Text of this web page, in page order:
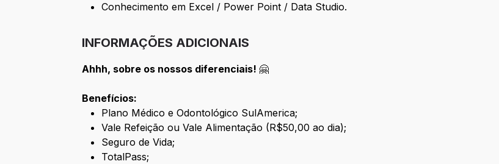
Conhecimento em Excel / Power Point / Data Studio.
INFORMAÇÕES ADICIONAIS
Ahhh, sobre os nossos diferenciais! 🤗
Benefícios:
Plano Médico e Odontológico SulAmerica;
Vale Refeição ou Vale Alimentação (R$50,00 ao dia);
Seguro de Vida;
TotalPass;